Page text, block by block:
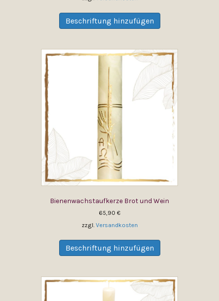
Beschriftung hinzufügen
weist
Varianten
auf.
Die
Optionen
können
der
Produktseite
gewählt
werden
Bienenwachstaufkerze Brot und Wein
65,90 €
zzgl. Versandkosten
Beschriftung hinzufügen
weist
Varianten
auf.
Die